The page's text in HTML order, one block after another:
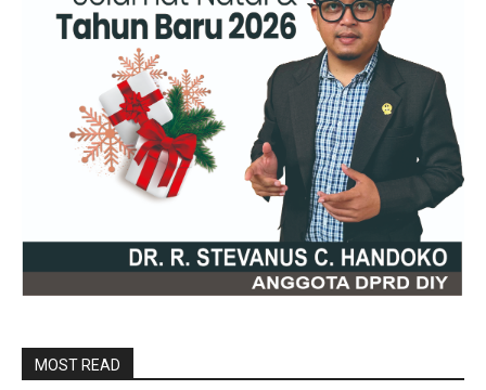
MOST READ